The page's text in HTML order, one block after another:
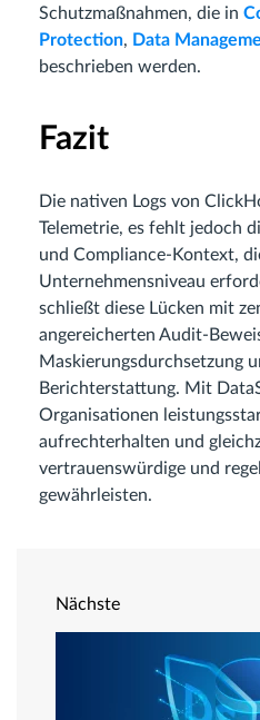
Schutzmaßnahmen, die in
Protection, Data
beschrieben werden.
Fazit
Die nativen Logs von
Telemetrie, es fehlt jedoch
und Compliance-Kontext,
Unternehmensniveau
schließt diese Lücken mit
angereicherten Audit-
Maskierungsdurchsetzung
Berichterstattung. Mit
Organisationen
aufrechterhalten und
vertrauenswürdige und
gewährleisten.
Nächste